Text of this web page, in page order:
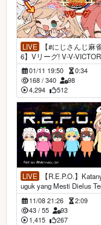
LIVE
6】Vリーグ! V-V-VICTOR
Y?????!!!【NIJISANJI |
oemeria】
01/11 19:50
0:34
168/ 340
98
4,294
512
LIVE
uguk yang Mesti Dielus
【NIJISANJI | Layla
a】
11/08 21:26
2:09
43/ 55
93
1,415
267